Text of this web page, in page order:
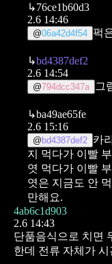
↳76ce1b60d3
2.6 14:46
@06a42d4f54 퍽
↳bd4387def2
2.6 14:54
@794dcc347a 그
↳ba49ae65fe
2.6 15:16
@ bd4387def2 카
지 먹다가 이빨
엿 먹다가 이빨
엿은 지금도 안
만해요.
4ab6c1d903
2.6 14:43
단품음식으로 치면
한데 전류 자체가